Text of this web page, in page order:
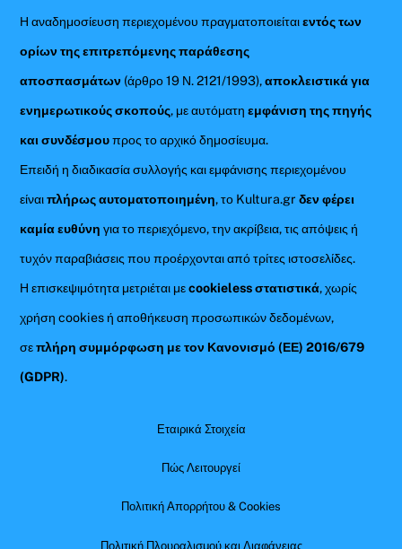
Η αναδημοσίευση περιεχομένου πραγματοποιείταιεντός των
ορίων της επιτρεπόμενης παράθεσης
αποσπασμάτων (άρθρο 19 Ν. 2121/1993),αποκλειστικά για
ενημερωτικούς σκοπούς, με αυτόματηεμφάνιση της πηγής
και συνδέσμουπρος το αρχικό δημοσίευμα.
Επειδή η διαδικασία συλλογής και εμφάνισης περιεχομένου
είναιπλήρως αυτοματοποιημένη, το Kultura.grδεν φέρει
καμία ευθύνη για το περιεχόμενο, την ακρίβεια, τις απόψεις ή
τυχόν παραβιάσεις που προέρχονται από τρίτες ιστοσελίδες.
Η επισκεψιμότητα μετριέται μεcookieless στατιστικά, χωρίς
χρήση cookies ή αποθήκευση προσωπικών δεδομένων,
σεπλήρη συμμόρφωση με τον Κανονισμό (ΕΕ) 2016/679
(GDPR).
Εταιρικά Στοιχεία
Πώς Λειτουργεί
Πολιτική Απορρήτου & Cookies
Πολιτική Πλουραλισμού και Διαφάνειας